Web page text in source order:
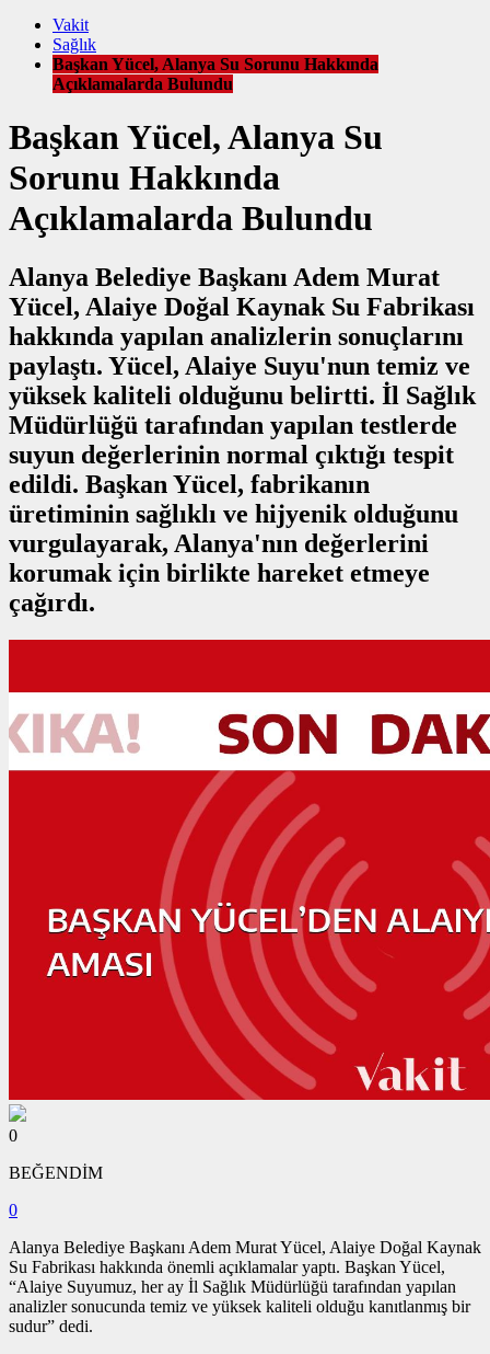
Vakit
Sağlık
Başkan Yücel, Alanya Su Sorunu Hakkında
Açıklamalarda Bulundu
Başkan Yücel, Alanya Su
Sorunu Hakkında
Açıklamalarda Bulundu
Alanya Belediye Başkanı Adem Murat
Yücel, Alaiye Doğal Kaynak Su Fabrikası
hakkında yapılan analizlerin sonuçlarını
paylaştı. Yücel, Alaiye Suyu'nun temiz ve
yüksek kaliteli olduğunu belirtti. İl Sağlık
Müdürlüğü tarafından yapılan testlerde
suyun değerlerinin normal çıktığı tespit
edildi. Başkan Yücel, fabrikanın
üretiminin sağlıklı ve hijyenik olduğunu
vurgulayarak, Alanya'nın değerlerini
korumak için birlikte hareket etmeye
çağırdı.
0
BEĞENDİM
0
Alanya Belediye Başkanı Adem Murat Yücel, Alaiye Doğal Kaynak
Su Fabrikası hakkında önemli açıklamalar yaptı. Başkan Yücel,
“Alaiye Suyumuz, her ay İl Sağlık Müdürlüğü tarafından yapılan
analizler sonucunda temiz ve yüksek kaliteli olduğu kanıtlanmış bir
sudur” dedi.